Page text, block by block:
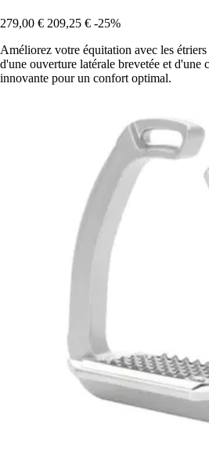
279,00 € 209,25 € -25%
Améliorez votre équitation avec les
d'une ouverture latérale brevetée et d'une
innovante pour un confort optimal.